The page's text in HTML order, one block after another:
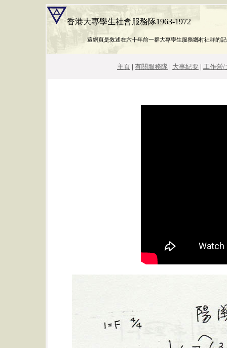
香港大專學生社會服務隊1963-1972
這網頁是敘述在六十年前一群大專學生服務鄉村社群的
主頁 | 有關服務隊 | 大事紀要 | 工作營/